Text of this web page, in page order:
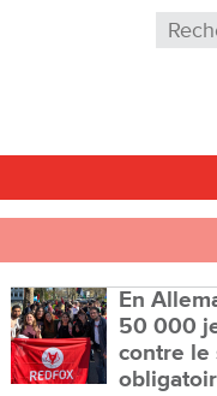
En
50 000
contre le